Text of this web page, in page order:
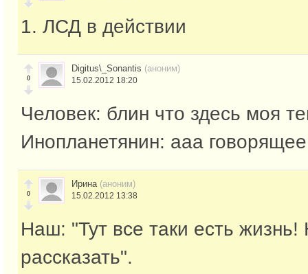
1. ЛСД в действии
0
Digitus\_Sonantis (аноним)
15.02.2012 18:20
Человек: блин что здесь моя
Инопланетянин: ааа
0
Ирина (аноним)
15.02.2012 13:38
Наш: "Тут все таки есть
рассказать".